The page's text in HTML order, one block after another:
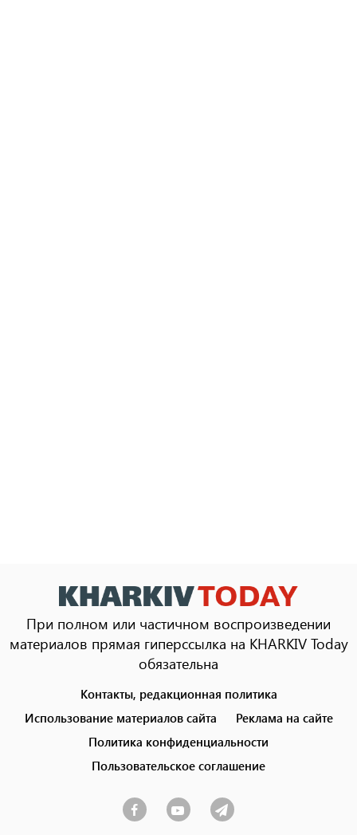
При полном или частичном воспроизведении
материалов прямая гиперссылка на KHARKIV Today
обязательна
menu
Контакты, редакционная политика
Использование материалов сайта
Реклама на сайте
Политика конфиденциальности
Пользовательское соглашение